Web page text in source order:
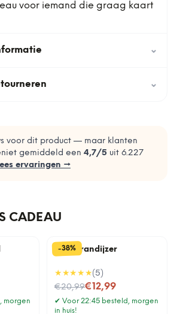
voor iemand die graag kaart
⌄
⌄
voor dit product — maar klanten
gemiddeld een 4,7/5 uit 6.227
ervaringen →
CADEAU
morgen
-38%
BBQ brandijzer
★★★★★( 5 )
€20,99
Nu voor€12,99
✔ Voor 22:45 besteld, morgen
in huis!